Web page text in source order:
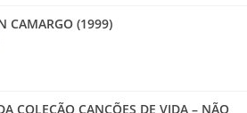
CAMARGO (1999)
COLEÇÃO CANÇÕES DE VIDA – NÃO